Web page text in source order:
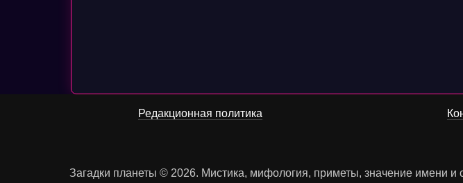
Редакционная политика
Загадки планеты © 2026. Мистика, мифология, приметы, значение имени